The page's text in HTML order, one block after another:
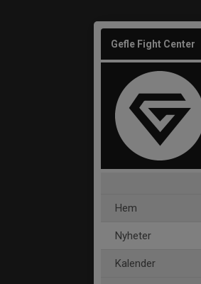
Gefle Fight Center
Hem
Nyheter
Kalender